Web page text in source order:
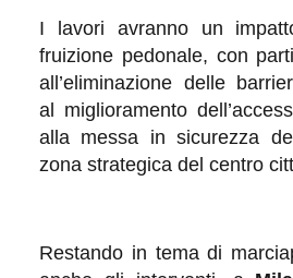
I lavori avranno un
fruizione pedonale, con
all’eliminazione delle
al miglioramento
alla messa in sicurezza
zona strategica del centro
Restando in tema di